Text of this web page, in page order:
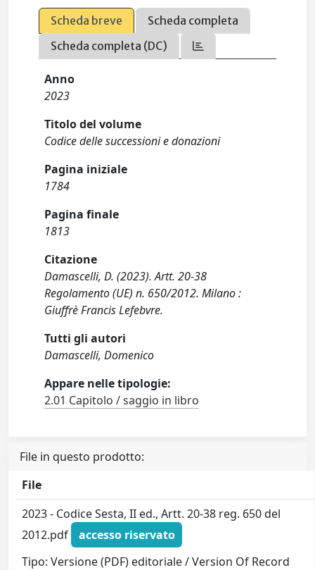
Scheda breve
Scheda completa
Scheda completa (DC)
Anno
2023
Titolo del volume
Codice delle successioni e donazioni
Pagina iniziale
1784
Pagina finale
1813
Citazione
Damascelli, D. (2023). Artt. 20-38
Regolamento (UE) n. 650/2012. Milano :
Giuffrè Francis Lefebvre.
Tutti gli autori
Damascelli, Domenico
Appare nelle tipologie:
2.01 Capitolo / saggio in libro
File in questo prodotto:
File
2023 - Codice Sesta, II ed., Artt. 20-38 reg. 650 del
2012.pdf
accesso riservato
Tipo: Versione (PDF) editoriale / Version Of Record